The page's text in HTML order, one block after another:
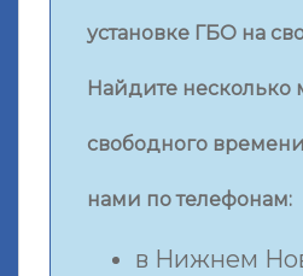
установке ГБО на
Найдите несколько
свободного
нами по телефонам:
в Нижнем